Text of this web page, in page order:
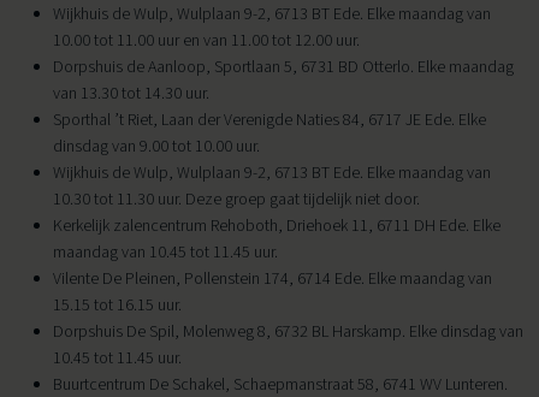
Wijkhuis de Wulp, Wulplaan 9-2, 6713 BT Ede. Elke maandag van
10.00 tot 11.00 uur en van 11.00 tot 12.00 uur.
Dorpshuis de Aanloop, Sportlaan 5, 6731 BD Otterlo. Elke maandag
van 13.30 tot 14.30 uur.
Sporthal ’t Riet, Laan der Verenigde Naties 84, 6717 JE Ede. Elke
dinsdag van 9.00 tot 10.00 uur.
Wijkhuis de Wulp, Wulplaan 9-2, 6713 BT Ede. Elke maandag van
10.30 tot 11.30 uur. Deze groep gaat tijdelijk niet door.
Kerkelijk zalencentrum Rehoboth, Driehoek 11, 6711 DH Ede. Elke
maandag van 10.45 tot 11.45 uur.
Vilente De Pleinen, Pollenstein 174, 6714 Ede. Elke maandag van
15.15 tot 16.15 uur.
Dorpshuis De Spil, Molenweg 8, 6732 BL Harskamp. Elke dinsdag van
10.45 tot 11.45 uur.
Buurtcentrum De Schakel, Schaepmanstraat 58, 6741 WV Lunteren.